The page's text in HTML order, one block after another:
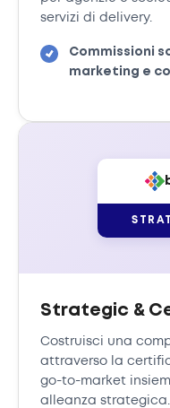
servizi di delivery.
Commissioni
marketing e
Strategic &
Costruisci una
attraverso la
go-to-market
alleanza strategica.